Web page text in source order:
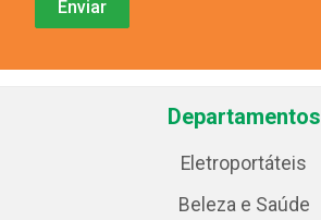
Departamentos
Eletroportáteis
Beleza e Saúde